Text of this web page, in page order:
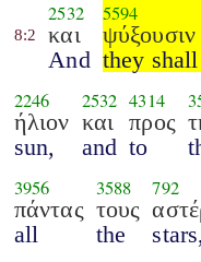
8:2
2532
και
And
5594
ψύξουσιν
they
2246
ήλιον
sun,
2532
και
and
4314
προς
to
3956
πάντας
all
3588
τους
the
792
stars,